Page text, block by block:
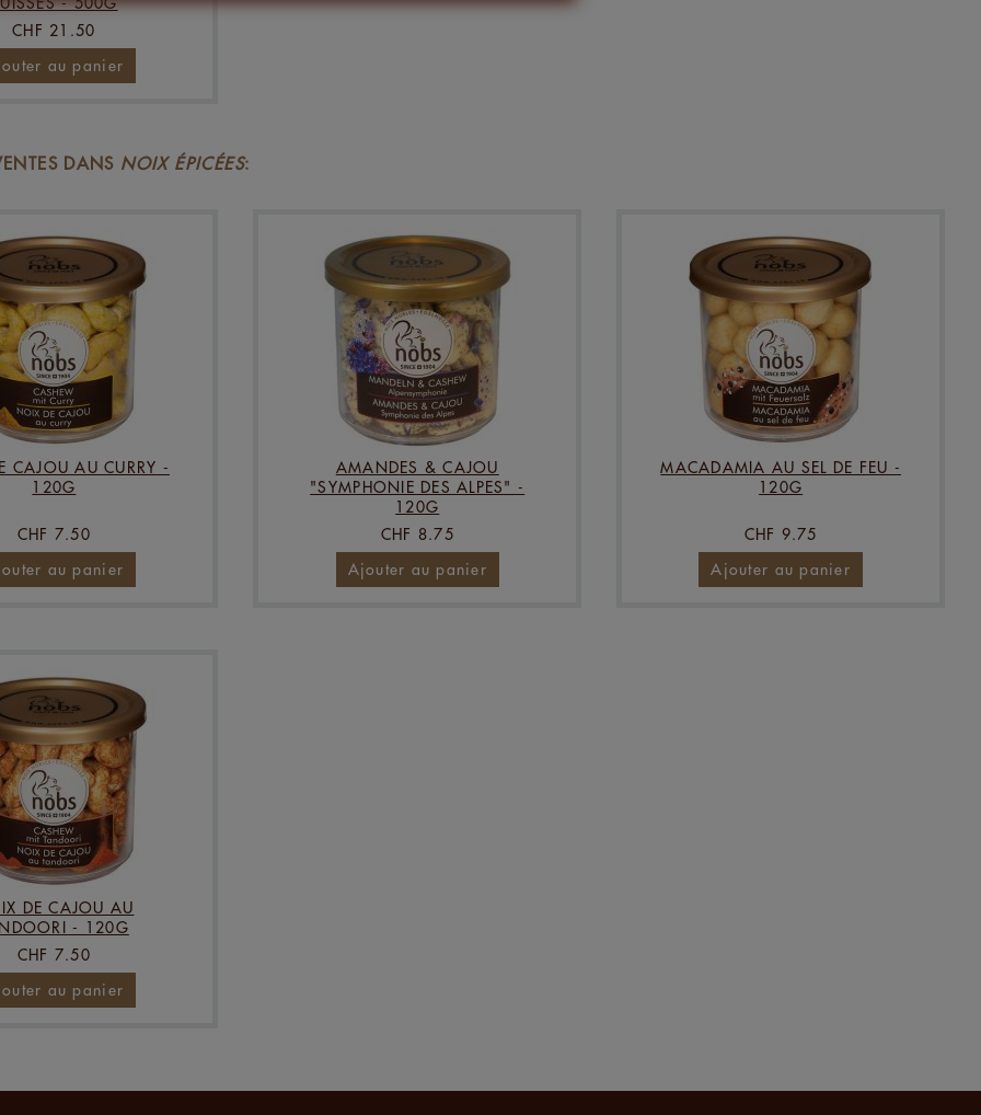
CHF 21.50
au panier
DANS NOIX ÉPICÉES:
CAJOU AU CURRY -
120G
CHF 7.50
au panier
AMANDES & CAJOU
"SYMPHONIE DES ALPES" -
120G
CHF 8.75
Ajouter au panier
MACADAMIA AU SEL DE FEU -
120G
CHF 9.75
Ajouter au panier
DE CAJOU AU
- 120G
CHF 7.50
au panier